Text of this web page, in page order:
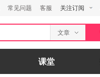
常见问题 客服 关注订阅
文章
课堂